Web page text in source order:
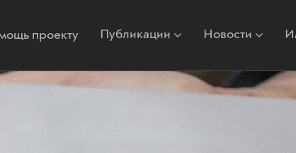
проекту Публикации Новости